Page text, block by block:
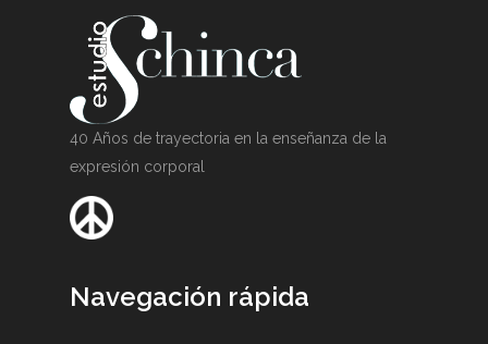
40 Años de trayectoria en la enseñanza de la
expresión corporal
Navegación rápida